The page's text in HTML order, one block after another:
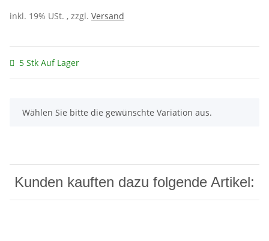
inkl. 19% USt. , zzgl. Versand
5 Stk Auf Lager
x
Wählen Sie bitte die gewünschte Variation aus.
Kunden kauften dazu folgende Artikel: